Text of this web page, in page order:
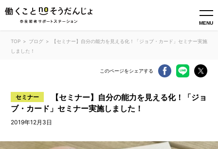
MENU
TOP ブログ
【セミナー】自分の能力を見える化！「ジョブ・カード」セミナー実施
しました！
このページをシェアする
セミナー
【セミナー】自分の能力を見える化！「ジョ
ブ・カード」セミナー実施しました！
2019年12月3日